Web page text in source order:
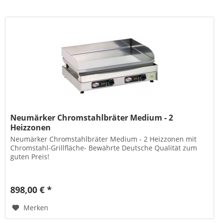
Neumärker Chromstahlbräter Medium - 2
Heizzonen
Neumärker Chromstahlbräter Medium - 2 Heizzonen mit
Chromstahl-Grillfläche- Bewährte Deutsche Qualität zum
guten Preis!
898,00 € *
Merken